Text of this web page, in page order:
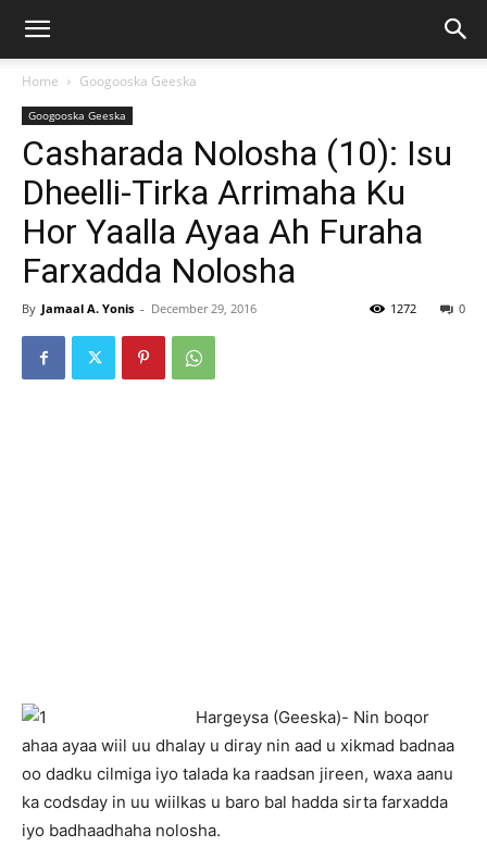
Home Googooska Geeska
Googooska Geeska
Casharada Nolosha (10): Isu
Dheelli-Tirka Arrimaha Ku
Hor Yaalla Ayaa Ah Furaha
Farxadda Nolosha
By Jamaal A. Yonis - December 29, 2016 0
1272
Hargeysa (Geeska)- Nin boqor
ahaa ayaa wiil uu dhalay u diray nin aad u xikmad badnaa
oo dadku cilmiga iyo talada ka raadsan jireen, waxa aanu
ka codsday in uu wiilkas u baro bal hadda sirta farxadda
iyo badhaadhaha nolosha.